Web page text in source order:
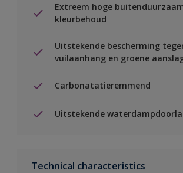
Extreem hoge
kleurbehoud
Uitstekende bescherming
vuilaanhang en groene
Carbonatatieremmend
Uitstekende
Technical characteristics